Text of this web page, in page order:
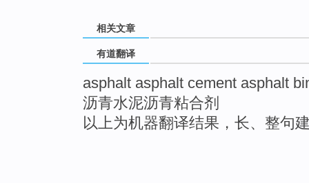
相关文章
有道翻译
asphalt asphalt cement asphalt
沥青水泥沥青粘合剂
以上为机器翻译结果，长、整句